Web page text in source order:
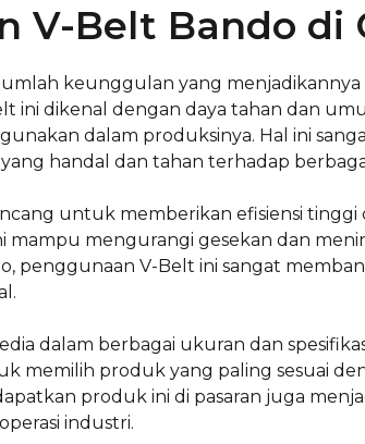
V-Belt Bando di
keunggulan yang
ini dikenal dengan daya tahan dan
dalam produksinya. Hal ini
handal dan tahan terhadap
untuk memberikan efisiensi tinggi
mampu mengurangi gesekan dan
penggunaan V-Belt ini sangat
dalam berbagai ukuran dan
memilih produk yang paling sesuai
produk ini di pasaran juga
industri.